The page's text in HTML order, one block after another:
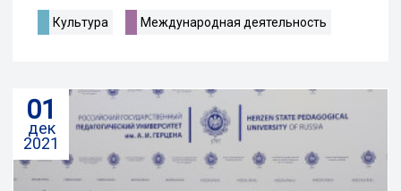
Культура Международная деятельность
01
дек
2021